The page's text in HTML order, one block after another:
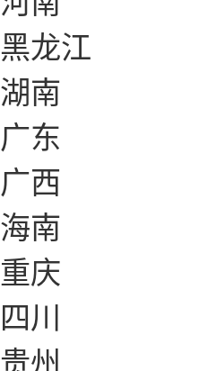
黑龙江
湖南
广东
广西
海南
重庆
四川
贵州